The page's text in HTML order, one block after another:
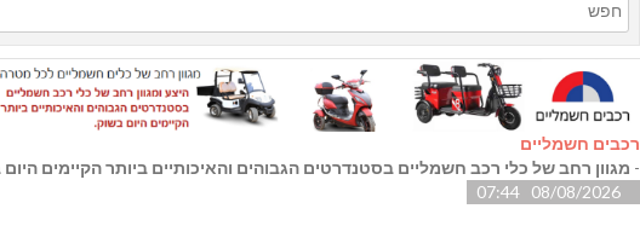
רכבים חשמליים
- מגוון רחב של כלי רכב חשמליים בסטנדרטים הגבוהים והאיכותיים ביותר הקיימים
08/08/2026 07:44